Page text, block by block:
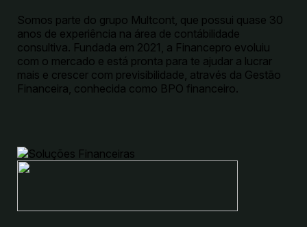
Somos parte do grupo Multcont, que possui quase 30
anos de experiência na área de contábilidade
consultiva. Fundada em 2021, a Financepro evoluiu
com o mercado e está pronta para te ajudar a lucrar
mais e crescer com previsibilidade, através da Gestão
Financeira, conhecida como BPO financeiro.